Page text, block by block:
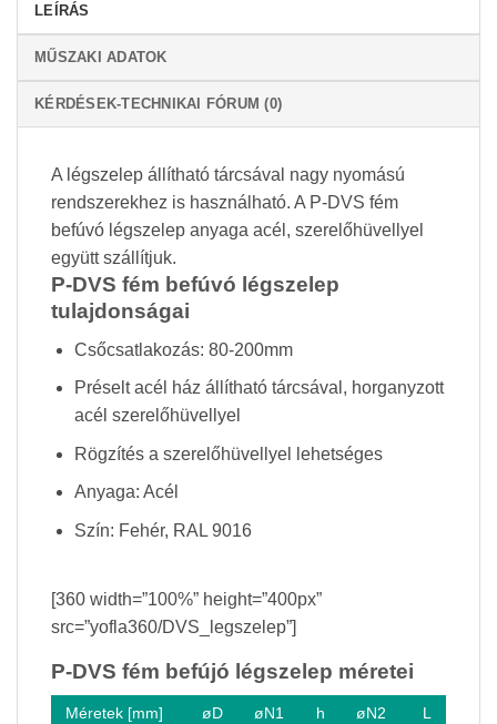
LEÍRÁS
MŰSZAKI ADATOK
KÉRDÉSEK-TECHNIKAI FÓRUM (0)
A légszelep állítható tárcsával nagy nyomású
rendszerekhez is használható. A P-DVS fém
befúvó légszelep anyaga acél, szerelőhüvellyel
együtt szállítjuk.
P-DVS fém befúvó légszelep
tulajdonságai
Csőcsatlakozás: 80-200mm
Préselt acél ház állítható tárcsával, horganyzott
acél szerelőhüvellyel
Rögzítés a szerelőhüvellyel lehetséges
Anyaga: Acél
Szín: Fehér, RAL 9016
[360 width=”100%” height=”400px”
src=”yofla360/DVS_legszelep”]
P-DVS fém befújó légszelep méretei
Méretek [mm] øD øN1 h øN2 L